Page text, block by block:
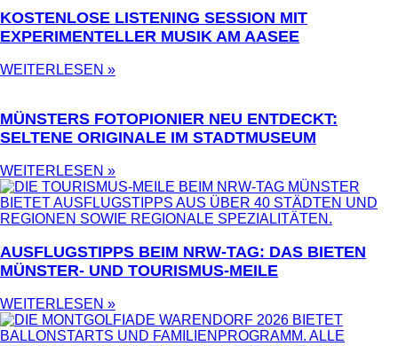
KOSTENLOSE LISTENING SESSION MIT
EXPERIMENTELLER MUSIK AM AASEE
WEITERLESEN »
MÜNSTERS FOTOPIONIER NEU ENTDECKT:
SELTENE ORIGINALE IM STADTMUSEUM
WEITERLESEN »
AUSFLUGSTIPPS BEIM NRW-TAG: DAS BIETEN
MÜNSTER- UND TOURISMUS-MEILE
WEITERLESEN »